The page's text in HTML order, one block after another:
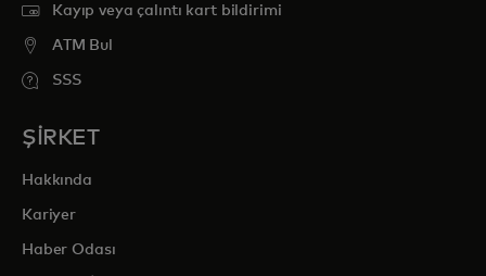
Kayıp veya çalıntı kart bildirimi
ATM Bul
SSS
ŞİRKET
Hakkında
Kariyer
Haber Odası